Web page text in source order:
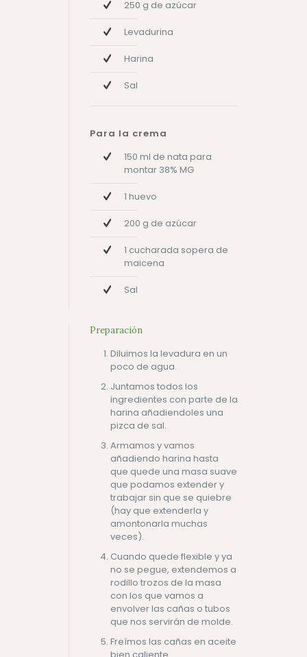
250 g de azúcar
Levadurina
Harina
Sal
Para la crema
150 ml de nata para
montar 38% MG
1 huevo
200 g de azúcar
1 cucharada sopera de
maicena
Sal
Preparación
Diluimos la levadura en un
poco de agua.
Juntamos todos los
ingredientes con parte de la
harina añadiendoles una
pizca de sal.
Armamos y vamos
añadiendo harina hasta
que quede una masa suave
que podamos extender y
trabajar sin que se quiebre
(hay que extenderla y
amontonarla muchas
veces).
Cuando quede flexible y ya
no se pegue, extendemos a
rodillo trozos de la masa
con los que vamos a
envolver las cañas o tubos
que nos servirán de molde.
Freímos las cañas en aceite
bien caliente.